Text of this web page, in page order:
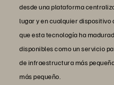
desde una plataforma
lugar y en cualquier dispositivo
que esta tecnología ha
disponibles como un servicio
de infraestructura más
más pequeño.